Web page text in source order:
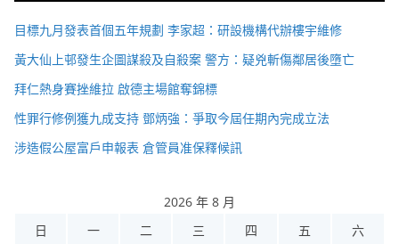
目標九月發表首個五年規劃 李家超：研設機構代辦樓宇維修
黃大仙上邨發生企圖謀殺及自殺案 警方：疑兇斬傷鄰居後墮亡
拜仁熱身賽挫維拉 啟德主場館奪錦標
性罪行修例獲九成支持 鄧炳強：爭取今屆任期內完成立法
涉造假公屋富戶申報表 倉管員准保釋候訊
2026 年 8 月
日
一 二 三 四 五 六